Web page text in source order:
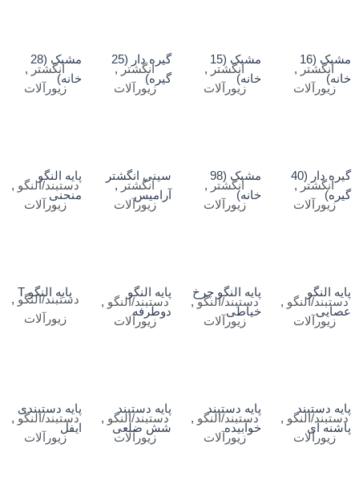
مشبک (16
خانه)
انگشتر ,
زیورآلات
مشبک (15
خانه)
انگشتر ,
زیورآلات
گیره دار (25
گیره)
انگشتر ,
زیورآلات
مشبک (28
خانه)
انگشتر ,
زیورآلات
گیره دار (40
گیره)
انگشتر ,
زیورآلات
مشبک (98
خانه)
انگشتر ,
زیورآلات
سینی انگشتر
آرامیس
انگشتر ,
زیورآلات
پایه النگو
منحنی
دستبند/النگو ,
زیورآلات
پایه النگو
عصایی
دستبند/النگو ,
زیورآلات
پایه النگو چرخ
خیاطی
دستبند/النگو,
زیورآلات
پایه النگو
دوطرفه
دستبند/النگو ,
زیورآلات
پایه النگو T
دستبند/النگو ,
زیورآلات
پایه دستبند
پاشنه ای
دستبند/النگو ,
زیورآلات
پایه دستبند
خوابیده
دستبند/النگو ,
زیورآلات
پایه دستبند
شش ضلعی
دستبند/النگو ,
زیورآلات
پایه دستبندی
ایفل
دستبند/النگو ,
زیورآلات